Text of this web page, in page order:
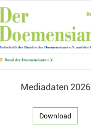
Mediadaten 2026
Download